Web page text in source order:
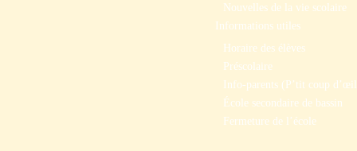
Nouvelles de la vie scolaire
Informations utiles
Horaire des élèves
Préscolaire
Info-parents (P’tit coup
École secondaire de bassin
Fermeture de l’école